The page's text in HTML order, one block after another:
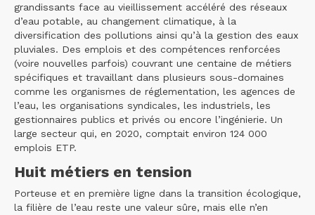
grandissants face au vieillissement accéléré des réseaux
d’eau potable, au changement climatique, à la
diversification des pollutions ainsi qu’à la gestion des eaux
pluviales. Des emplois et des compétences renforcées
(voire nouvelles parfois) couvrant une centaine de métiers
spécifiques et travaillant dans plusieurs sous-domaines
comme les organismes de réglementation, les agences de
l’eau, les organisations syndicales, les industriels, les
gestionnaires publics et privés ou encore l’ingénierie. Un
large secteur qui, en 2020, comptait environ 124 000
emplois ETP.
Huit métiers en tension
Porteuse et en première ligne dans la transition écologique,
la filière de l’eau reste une valeur sûre, mais elle n’en